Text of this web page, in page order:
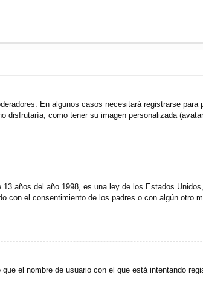
En algunos casos necesitará registrarse
como tener su imagen personalizada
años del año 1998, es una ley de los Estados
el consentimiento de los padres o con algún otro
el nombre de usuario con el que está intentando